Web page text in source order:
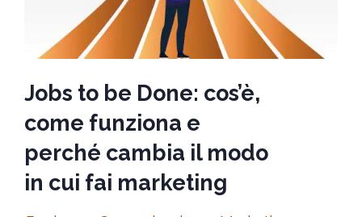
Jobs to be Done: cos’è,
come funziona e
perché cambia il modo
in cui fai marketing